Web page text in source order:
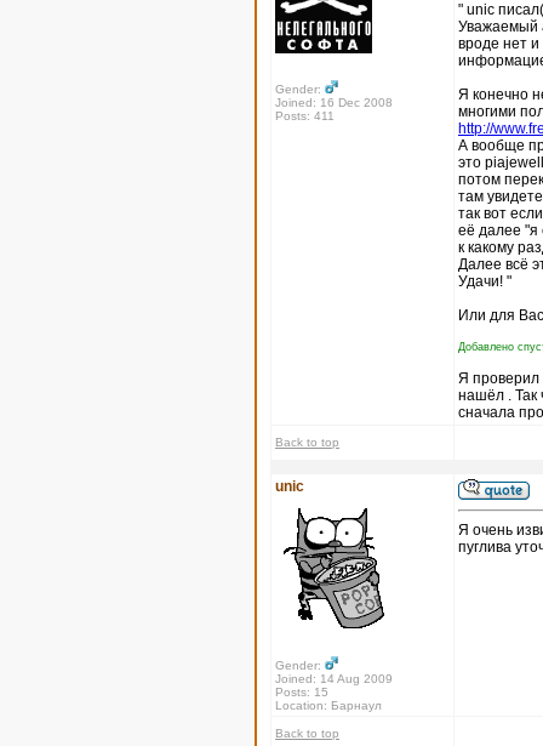
Gender:
Joined: 16 Dec 2008
Posts: 411
" unic
Уважаемый
вроде нет
Я конечно
многими
http://
А вообще
это
потом
там
так вот
её далее "я
к какому
Далее всё
Удачи! "
Или для
Добавлено
Я проверил
нашёл . Так
сначала
Back to top
unic
Gender:
Joined: 14 Aug 2009
Posts: 15
Location: Барнаул
Я очень
пуглива
Back to top